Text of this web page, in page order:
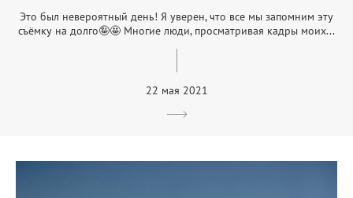
Это был невероятный день! Я уверен, что все мы запомним эту
съёмку на долго🤪🤩 Многие люди, просматривая кадры моих...
22 мая 2021